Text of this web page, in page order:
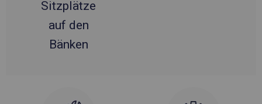
Sitzplätze
auf den
Bänken